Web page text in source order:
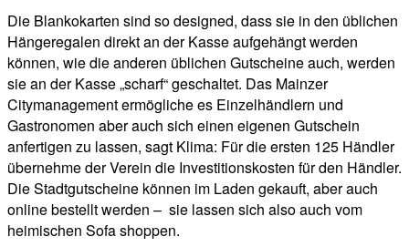
Die Blankokarten sind so designed, dass sie in den üblichen
Hängeregalen direkt an der Kasse aufgehängt werden
können, wie die anderen üblichen Gutscheine auch, werden
sie an der Kasse „scharf“ geschaltet. Das Mainzer
Citymanagement ermögliche es Einzelhändlern und
Gastronomen aber auch sich einen eigenen Gutschein
anfertigen zu lassen, sagt Klima: Für die ersten 125 Händler
übernehme der Verein die Investitionskosten für den Händler.
Die Stadtgutscheine können im Laden gekauft, aber auch
online bestellt werden – sie lassen sich also auch vom
heimischen Sofa shoppen.